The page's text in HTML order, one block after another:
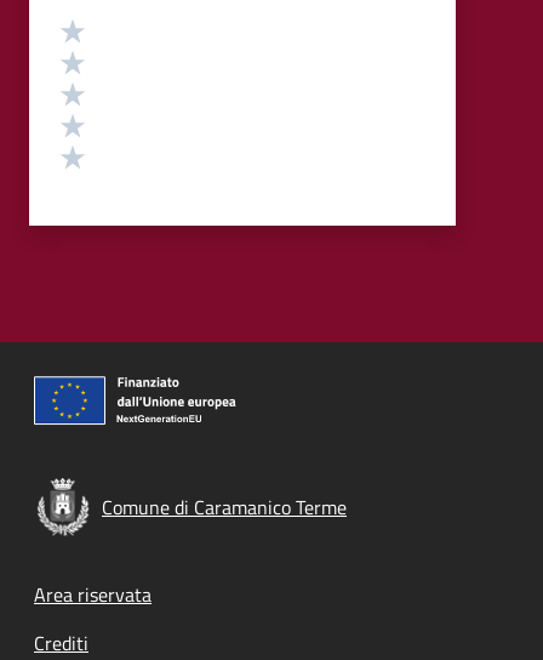
Valutazione
Comune di Caramanico Terme
Footer menu
Area riservata
Crediti